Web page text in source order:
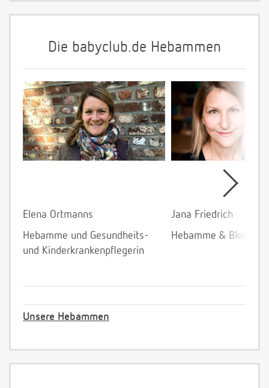
Die babyclub.de Hebammen
Elena Ortmanns
Hebamme und Gesundheits-
und Kinderkrankenpflegerin
Jana Friedrich
Hebamme &
Unsere Hebammen